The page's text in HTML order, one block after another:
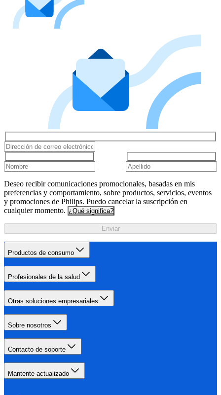
Deseo recibir comunicaciones promocionales, basadas en mis
preferencias y comportamiento, sobre productos, servicios, eventos
y promociones de Philips. Puedo cancelar la suscripción en
cualquier momento. ¿Qué significa?
Enviar
Productos de consumo
Profesionales de la salud
Otras soluciones empresariales
Sobre nosotros
Contacto de soporte
Mantente actualizado